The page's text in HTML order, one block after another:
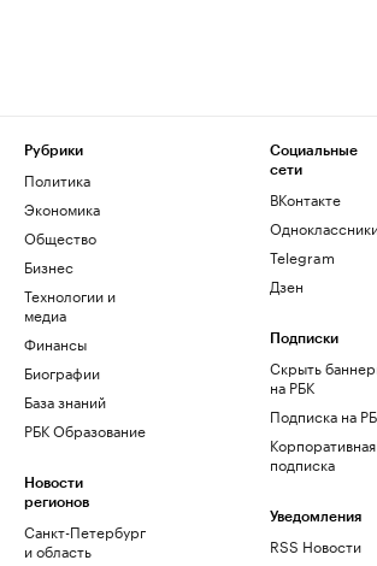
Рубрики
Политика
Экономика
Общество
Бизнес
Технологии и
медиа
Финансы
Биографии
База знаний
РБК Образование
Новости
регионов
Санкт-Петербург
и область
Социальные
сети
ВКонтакте
Telegram
Дзен
Подписки
Скрыть
на РБК
Подписка на
Корпоративная
подписка
Уведомления
RSS Новости